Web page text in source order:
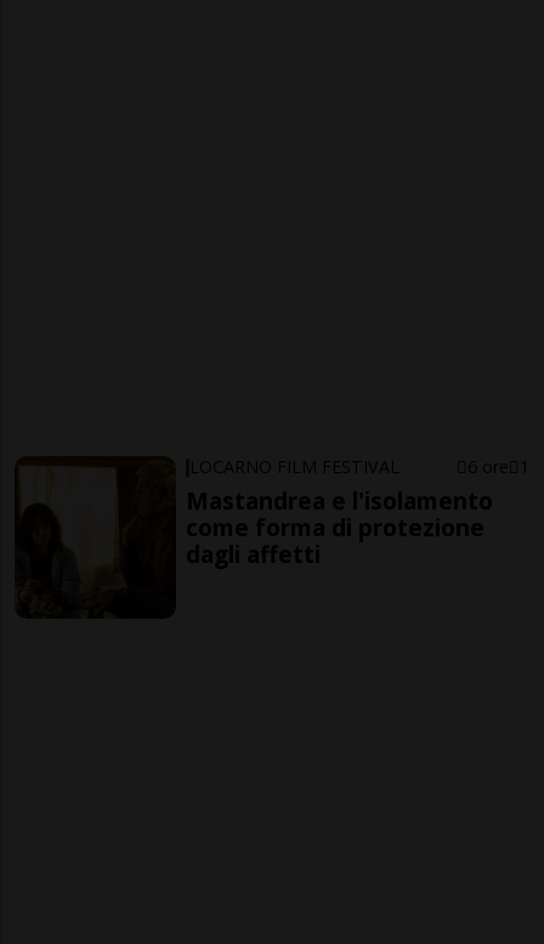
LOCARNO FILM FESTIVAL 6 ore 1
Mastandrea e l'isolamento
come forma di protezione
dagli affetti